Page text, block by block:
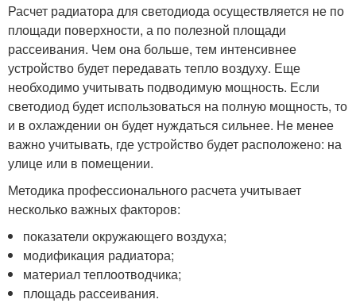
Расчет радиатора для светодиода осуществляется не по
площади поверхности, а по полезной площади
рассеивания. Чем она больше, тем интенсивнее
устройство будет передавать тепло воздуху. Еще
необходимо учитывать подводимую мощность. Если
светодиод будет использоваться на полную мощность, то
и в охлаждении он будет нуждаться сильнее. Не менее
важно учитывать, где устройство будет расположено: на
улице или в помещении.
Методика профессионального расчета учитывает
несколько важных факторов:
показатели окружающего воздуха;
модификация радиатора;
материал теплоотводчика;
площадь рассеивания.